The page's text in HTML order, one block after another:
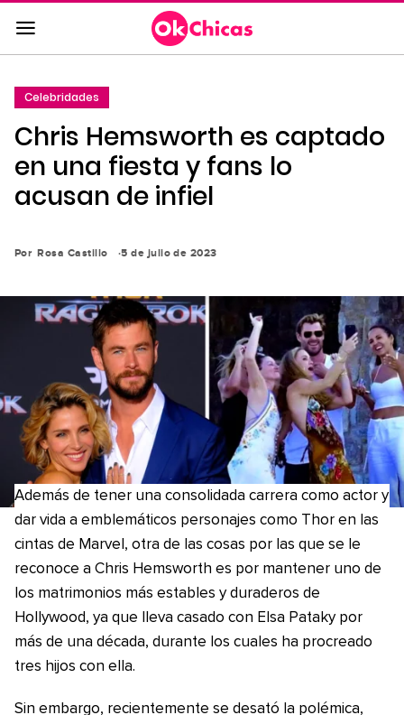
Saltar
al
contenido
a
la
navegación
principal
Celebridades
Chris Hemsworth es captado
en una fiesta y fans lo
acusan de infiel
Por Rosa Castillo 5 de julio de 2023
Además de tener una consolidada carrera como actor y
dar vida a emblemáticos personajes como Thor en las
cintas de Marvel, otra de las cosas por las que se le
reconoce a Chris Hemsworth es por mantener uno de
los matrimonios más estables y duraderos de
Hollywood, ya que lleva casado con Elsa Pataky por
más de una década, durante los cuales ha procreado
tres hijos con ella.
Sin embargo, recientemente se desató la polémica,